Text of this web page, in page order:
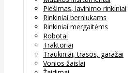
Piešimas, lavinimo rinkiniai
Rinkiniai berniukams
Rinkiniai mergaitėms
Robotai
Traktoriai
Traukiniai, trasos, garažai
Vonios žaislai